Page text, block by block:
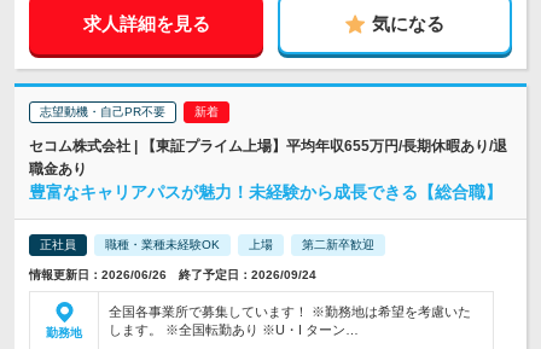
求人詳細を見る 気になる
志望動機・自己PR不要
セコム株式会社 | 【東証プライム上場】平均年収655万円/長期休暇あり/退
職金あり
豊富なキャリアパスが魅力！未経験から成長できる【総合職】
正社員 職種・業種未経験OK 上場 第二新卒歓迎
情報更新日：2026/06/26 終了予定日：2026/09/24
勤務地
全国各事業所で募集しています！ ※勤務地は希望を考慮いた
します。 ※全国転勤あり ※U・I ターン…